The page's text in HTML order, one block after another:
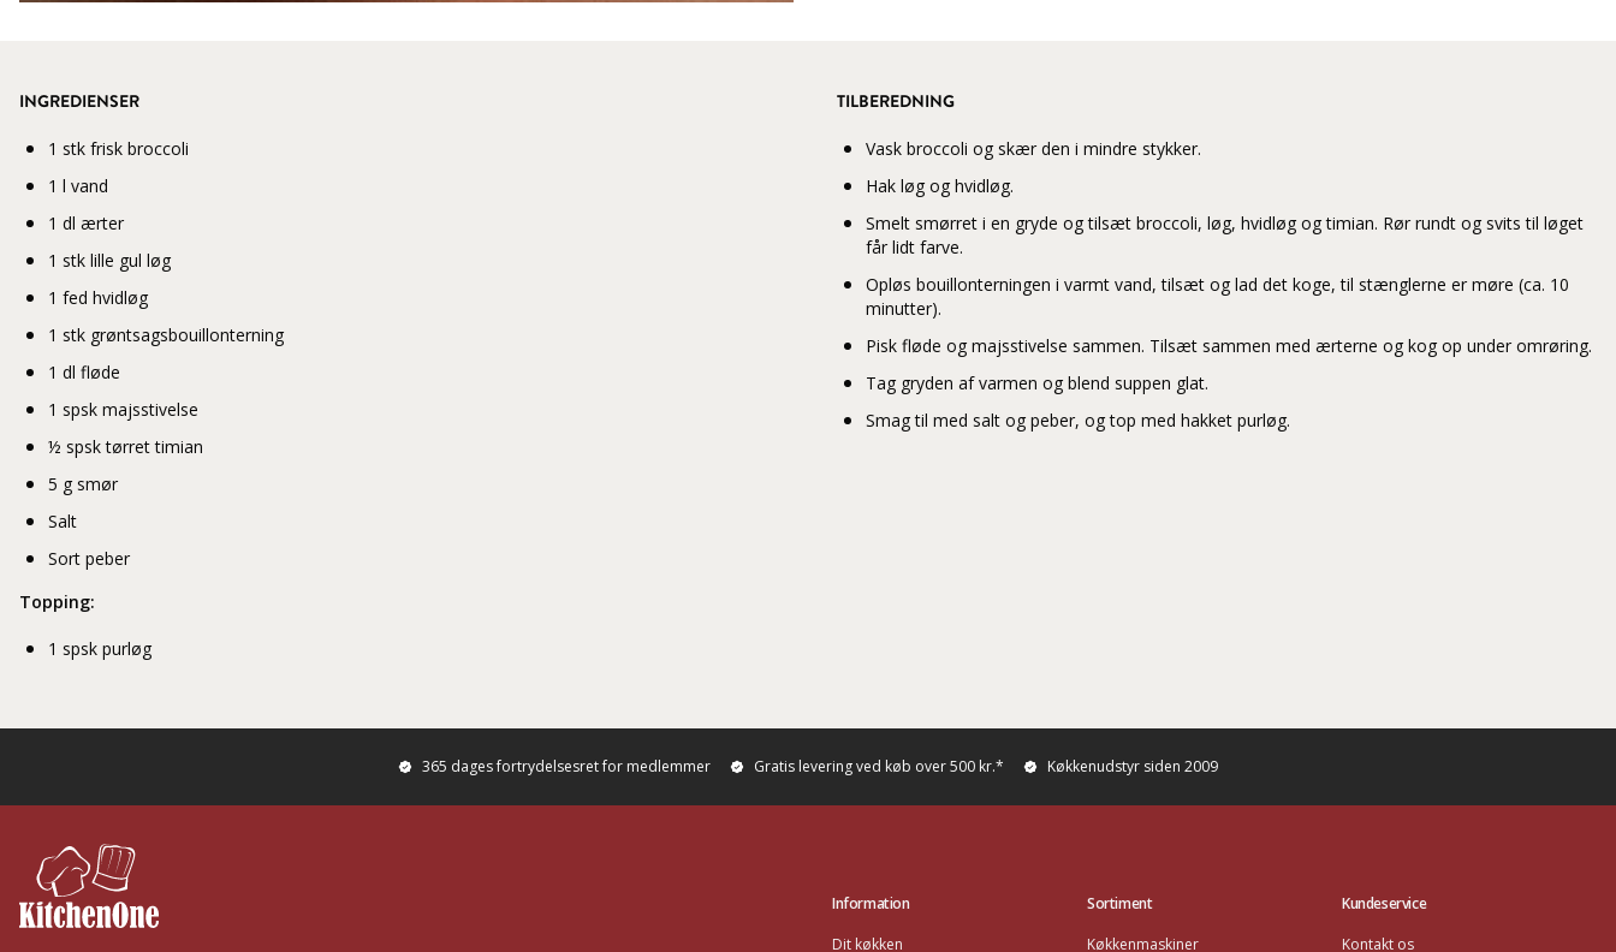
INGREDIENSER
1 stk frisk broccoli
1 l vand
1 dl ærter
1 stk lille gul løg
1 fed hvidløg
1 stk grøntsagsbouillonterning
1 dl fløde
1 spsk majsstivelse
½ spsk tørret timian
5 g smør
Salt
Sort peber
Topping:
1 spsk purløg
TILBEREDNING
Vask broccoli og skær den i mindre stykker.
Hak løg og hvidløg.
Smelt smørret i en gryde og tilsæt broccoli, løg, hvidløg og timian. Rør rundt og svits til løget
får lidt farve.
Opløs bouillonterningen i varmt vand, tilsæt og lad det koge, til stænglerne er møre (ca. 10
minutter).
Pisk fløde og majsstivelse sammen. Tilsæt sammen med ærterne og kog op under omrøring.
Tag gryden af varmen og blend suppen glat.
Smag til med salt og peber, og top med hakket purløg.
365 dages fortrydelsesret for medlemmer Gratis levering ved køb over 500 kr.* Køkkenudstyr siden 2009
Information
Dit køkken
Sortiment
Køkkenmaskiner
Kundeservice
Kontakt os